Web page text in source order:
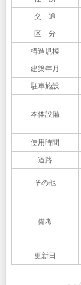
交 通
区 分
構造規模
建築年月
駐車施設
本体設備
使用時間
道路
その他
備考
更新日